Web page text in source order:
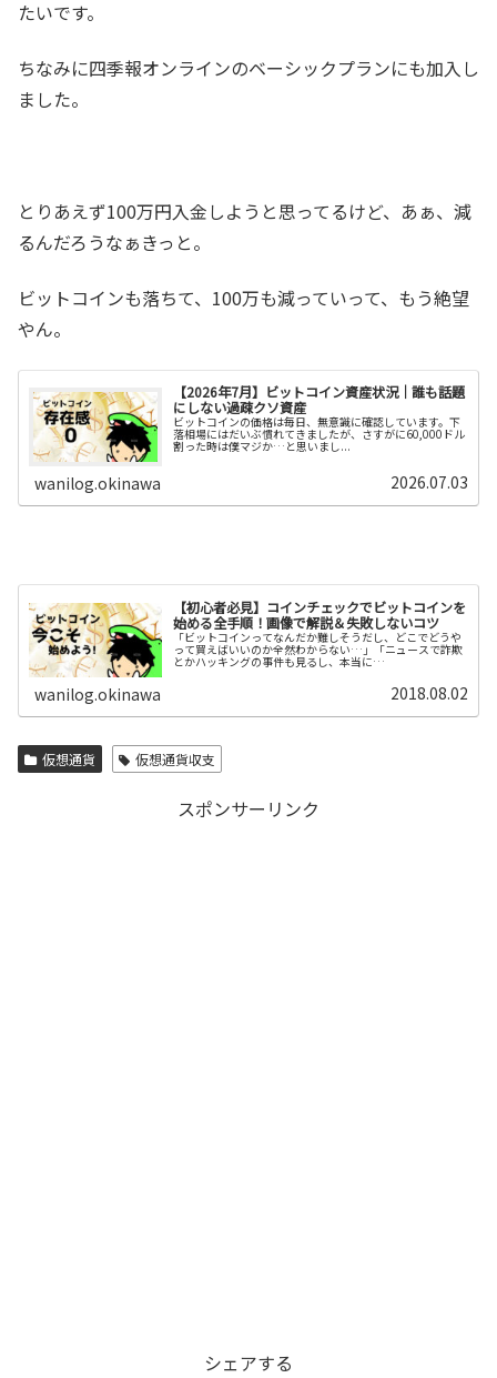
たいです。
ちなみに四季報オンラインのベーシックプランにも加入し
ました。
とりあえず100万円入金しようと思ってるけど、あぁ、減
るんだろうなぁきっと。
ビットコインも落ちて、100万も減っていって、もう絶望
やん。
【2026年7月】ビットコイン資産状況｜誰も話題
にしない過疎クソ資産
ビットコインの価格は毎日、無意識に確認しています。下
落相場にはだいぶ慣れてきましたが、さすがに60,000ドル
割った時は僕マジか…と思いまし...
wanilog.okinawa 2026.07.03
【初心者必見】コインチェックでビットコインを
始める全手順！画像で解説＆失敗しないコツ
「ビットコインってなんだか難しそうだし、どこでどうや
って買えばいいのか全然わからない…」「ニュースで詐欺
とかハッキングの事件も見るし、本当に…
wanilog.okinawa 2018.08.02
仮想通貨 仮想通貨収支
スポンサーリンク
シェアする